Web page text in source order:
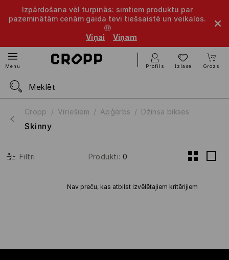
Izpārdošana vēl turpinās: simtiem produktu par
pazeminātām cenām gaida tevi tiešsaistē un veikalos.
🤑
Viņai
Viņam
Menu Profils Izlase Grozs
Cropp Vīriešiem Apģērbs Džinsa bikses
Skinny
Filtri Produkti: 0
Nav preču, kas atbilst izvēlētajiem kritērijiem